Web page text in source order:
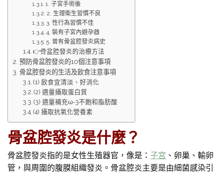
1. 子宮手術後
2. 生理衛生習慣不良
3. 性行為習慣不佳
4. 裝有子宮內避孕器
5. 曾有骨盆腔發炎病史
👉骨盆腔發炎的治療方法
預防骨盆腔發炎的10個注意事項
骨盆腔發炎的生活及飲食注意事項
(1) 飲食宜清淡、好消化
(2) 適量攝取蛋白質
(3) 適量補充ω-3不飽和脂肪酸
(4) 攝取抗氧化營養素
骨盆腔發炎是什麼？
骨盆腔發炎指的是女性生殖器官，像是： 子宮 、卵巢、輸卵
管，與周圍的腹膜組織發炎。骨盆腔炎主要是由細菌感染引